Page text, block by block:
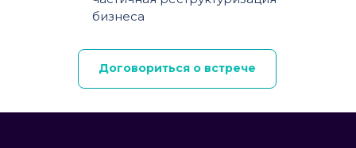
Договориться о встрече
бизнеса